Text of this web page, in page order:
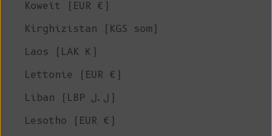
Koweït (EUR €)
Kirghizistan (KGS som)
Laos (LAK ₭)
Lettonie (EUR €)
Liban (LBP ل.ل)
Lesotho (EUR €)